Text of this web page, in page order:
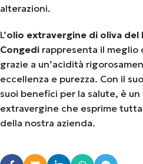
alterazioni.
L’olio extravergine di oliva del
Congedi rappresenta il meglio
grazie a un’acidità
eccellenza e purezza. Con il
suoi benefici per la salute, è un
extravergine che esprime
della nostra azienda.